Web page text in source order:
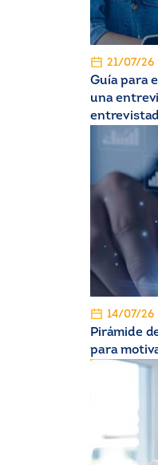
21/07/26
Guía para
una
14/07/26
Pirámide
para